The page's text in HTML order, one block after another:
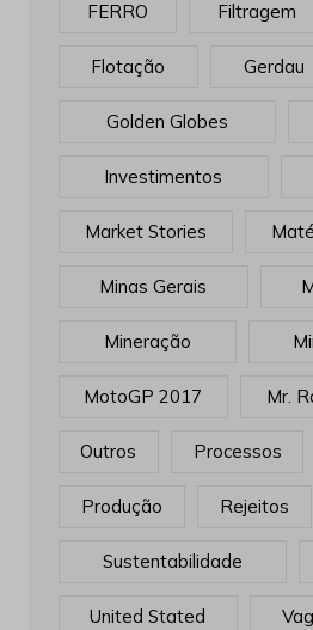
FERRO Filtragem
Flotação Gerdau
Golden Globes
Investimentos
Market Stories
Minas Gerais
Mineração
MotoGP 2017 Mr.
Outros Processos
Produção Rejeitos
Sustentabilidade
United Stated